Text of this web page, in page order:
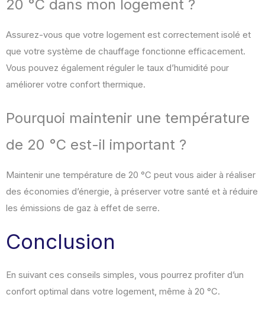
20 °C dans mon logement ?
Assurez-vous que votre logement est correctement isolé et
que votre système de chauffage fonctionne efficacement.
Vous pouvez également réguler le taux d’humidité pour
améliorer votre confort thermique.
Pourquoi maintenir une température
de 20 °C est-il important ?
Maintenir une température de 20 °C peut vous aider à réaliser
des économies d’énergie, à préserver votre santé et à réduire
les émissions de gaz à effet de serre.
Conclusion
En suivant ces conseils simples, vous pourrez profiter d’un
confort optimal dans votre logement, même à 20 °C.